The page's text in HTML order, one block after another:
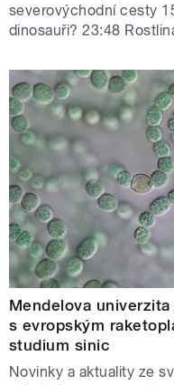
severovýchodní cesty
dinosauři? 23:48
Mendelova
s evropským
studium sinic
Novinky a aktuality ze